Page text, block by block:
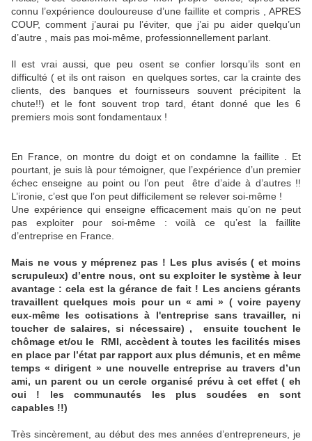
connu l’expérience douloureuse d’une faillite et compris , APRES
COUP, comment j’aurai pu l’éviter, que j’ai pu aider quelqu’un
d’autre , mais pas moi-même, professionnellement parlant.
Il est vrai aussi, que peu osent se confier lorsqu’ils sont en
difficulté ( et ils ont raison en quelques sortes, car la crainte des
clients, des banques et fournisseurs souvent précipitent la
chute!!) et le font souvent trop tard, étant donné que les 6
premiers mois sont fondamentaux !
En France, on montre du doigt et on condamne la faillite . Et
pourtant, je suis là pour témoigner, que l’expérience d’un premier
échec enseigne au point ou l’on peut
être d’aide à d’autres !!
L’ironie, c’est que l’on peut difficilement se relever soi-même !
Une expérience qui enseigne efficacement mais qu’on ne peut
pas exploiter pour soi-même : voilà ce qu’est la faillite
d’entreprise en France.
Mais ne vous y méprenez pas ! Les plus avisés ( et moins
scrupuleux) d’entre nous, ont su exploiter le système à leur
avantage : cela est la gérance de fait ! Les anciens gérants
travaillent quelques mois pour un « ami » ( voire payeny
eux-même les cotisations à l'entreprise sans travailler, ni
toucher de salaires, si nécessaire) ,
ensuite touchent le
chômage et/ou le
RMI, accèdent à toutes les facilités mises
en place par l’état par rapport aux plus démunis, et en même
temps « dirigent » une nouvelle entreprise au travers d’un
ami, un parent ou un cercle organisé prévu à cet effet ( eh
oui ! les communautés les plus soudées en sont
capables !!)
Très sincèrement, au début des mes années d’entrepreneurs, je